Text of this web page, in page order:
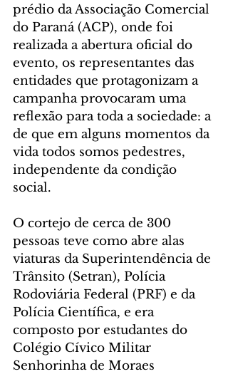
prédio da Associação Comercial
do Paraná (ACP), onde foi
realizada a abertura oficial do
evento, os representantes das
entidades que protagonizam a
campanha provocaram uma
reflexão para toda a sociedade: a
de que em alguns momentos da
vida todos somos pedestres,
independente da condição
social.
O cortejo de cerca de 300
pessoas teve como abre alas
viaturas da Superintendência de
Trânsito (Setran), Polícia
Rodoviária Federal (PRF) e da
Polícia Científica, e era
composto por estudantes do
Colégio Cívico Militar
Senhorinha de Moraes